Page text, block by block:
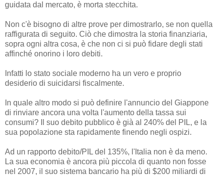
guidata dal mercato, è morta stecchita.
Non c'è bisogno di altre prove per dimostrarlo, se non quella
raffigurata di seguito. Ciò che dimostra la storia finanziaria,
sopra ogni altra cosa, è che non ci si può fidare degli stati
affinché onorino i loro debiti.
Infatti lo stato sociale moderno ha un vero e proprio
desiderio di suicidarsi fiscalmente.
In quale altro modo si può definire l'annuncio del Giappone
di rinviare ancora una volta l'aumento della tassa sui
consumi? Il suo debito pubblico è già al 240% del PIL, e la
sua popolazione sta rapidamente finendo negli ospizi.
Ad un rapporto debito/PIL del 135%, l'Italia non è da meno.
La sua economia è ancora più piccola di quanto non fosse
nel 2007, il suo sistema bancario ha più di $200 miliardi di